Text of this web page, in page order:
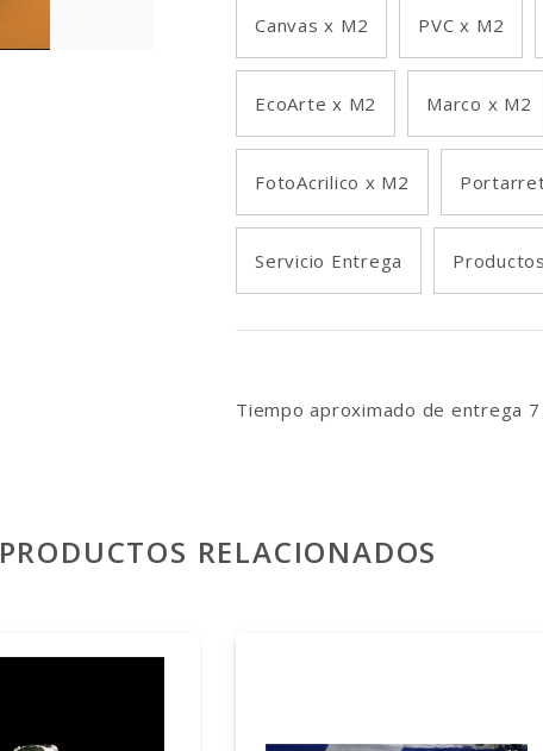
Canvas x M2 PVC x M2
EcoArte x M2 Marco x M2
FotoAcrilico x M2
Servicio Entrega
Tiempo aproximado de entrega
PRODUCTOS RELACIONADOS